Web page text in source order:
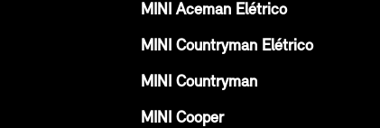
MINI Aceman Elétrico
MINI Countryman Elétrico
MINI Countryman
MINI Cooper